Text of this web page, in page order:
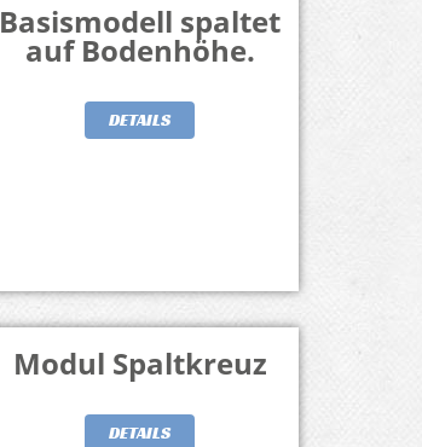
Basismodell spaltet
auf Bodenhöhe.
DETAILS
Modul Spaltkreuz
DETAILS